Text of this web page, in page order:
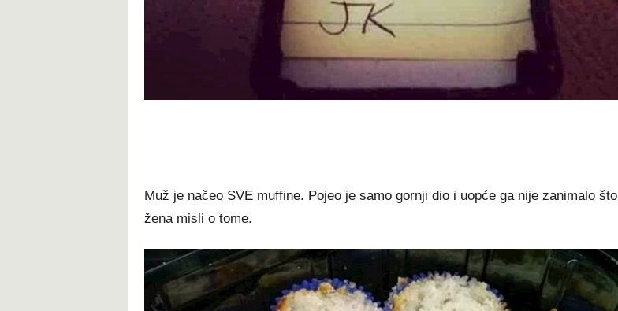
Muž je načeo SVE muffine. Pojeo je samo gornji dio i uopće ga nije zanimalo što
žena misli o tome.